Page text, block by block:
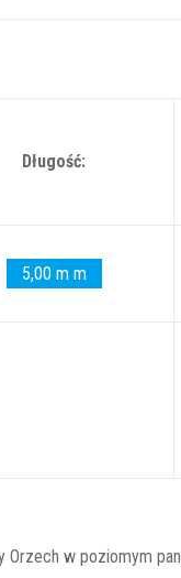
Długość:
5,00 m m
Orzech w poziomym